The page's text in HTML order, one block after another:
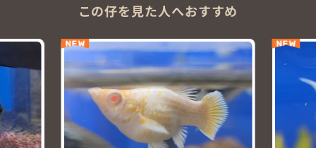
この仔を見た人へおすすめ
NEW NEW